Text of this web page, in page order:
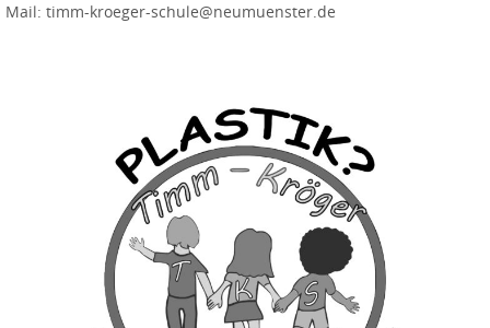
Mail: timm-kroeger-schule@neumuenster.de